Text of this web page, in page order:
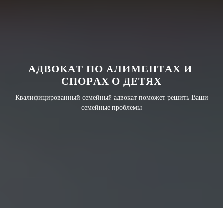
АДВОКАТ ПО АЛИМЕНТАХ И
СПОРАХ О ДЕТЯХ
Квалифицированный семейный адвокат поможет решить Ваши
семейные проблемы